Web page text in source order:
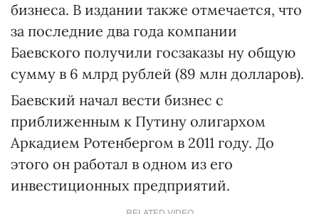
бизнеса. В издании также отмечается, что
за последние два года компании
Баевского получили госзаказы ну общую
сумму в 6 млрд рублей (89 млн долларов).
Баевский начал вести бизнес с
приближенным к Путину олигархом
Аркадием Ротенбергом в 2011 году. До
этого он работал в одном из его
инвестиционных предприятий.